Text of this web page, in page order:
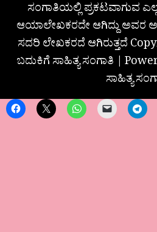
ಸಂಗಾತಿಯಲ್ಲಿ ಪ್ರಕಟವಾಗುವ
ಆಯಾಲೇಖಕರದೇ ಆಗಿದ್ದು ಅವರ
ಸದರಿ ಲೇಖಕರದೆ ಆಗಿರುತ್ತದೆ
ಬದುಕಿಗೆ ಸಾಹಿತ್ಯ ಸಂಗಾತಿ |
ಸಾಹಿತ್ಯ